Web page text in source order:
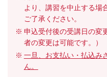
より、講習を中止する場
ご了承ください。
申込受付後の受講日の変
者の変更は可能です。）
一旦、お支払い・払込み
ん。